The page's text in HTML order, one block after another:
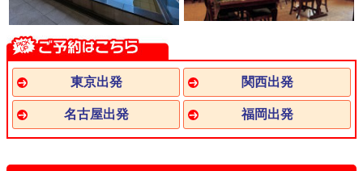
東京 関西
名古屋 福岡